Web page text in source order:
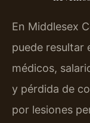
En Middlesex
puede resultar
médicos,
y pérdida de
por lesiones